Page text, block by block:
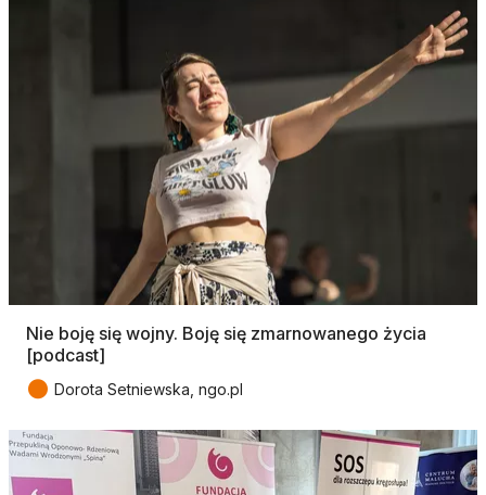
Nie boję się wojny. Boję się zmarnowanego życia
[podcast]
● Dorota Setniewska, ngo.pl